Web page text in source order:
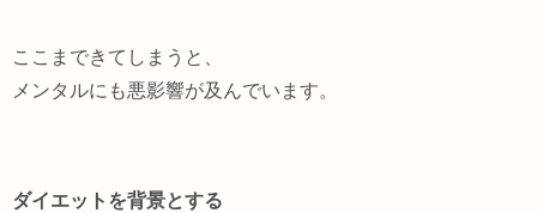
ここまできてしまうと、
メンタルにも悪影響が及んでいます。
ダイエットを背景とする